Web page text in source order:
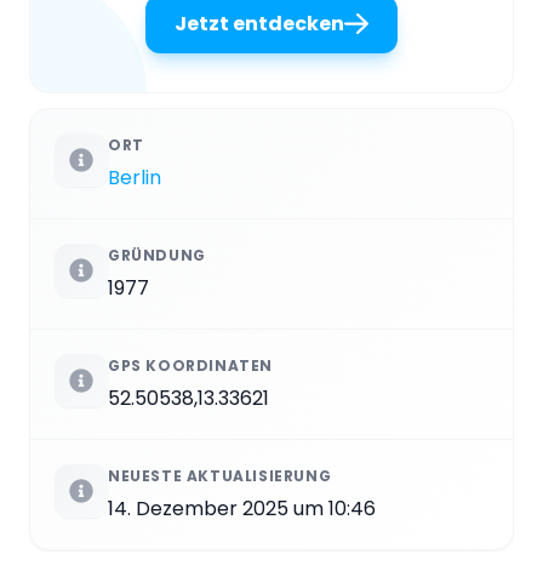
Jetzt entdecken
ORT
Berlin
GRÜNDUNG
1977
GPS KOORDINATEN
52.50538,13.33621
NEUESTE AKTUALISIERUNG
14. Dezember 2025 um 10:46